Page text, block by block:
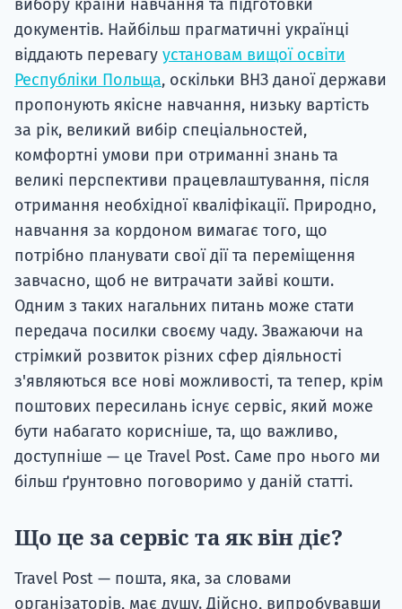
вибору країни навчання та підготовки
документів. Найбільш прагматичні українці
віддають перевагу установам вищої освіти
Республіки Польща, оскільки ВНЗ даної держави
пропонують якісне навчання, низьку вартість
за рік, великий вибір спеціальностей,
комфортні умови при отриманні знань та
великі перспективи працевлаштування, після
отримання необхідної кваліфікації. Природно,
навчання за кордоном вимагає того, що
потрібно планувати свої дії та переміщення
завчасно, щоб не витрачати зайві кошти.
Одним з таких нагальних питань може стати
передача посилки своєму чаду. Зважаючи на
стрімкий розвиток різних сфер діяльності
з'являються все нові можливості, та тепер, крім
поштових пересилань існує сервіс, який може
бути набагато корисніше, та, що важливо,
доступніше — це Travel Post. Саме про нього ми
більш ґрунтовно поговоримо у даній статті.
Що це за сервіс та як він діє?
Travel Post — пошта, яка, за словами
організаторів, має душу. Дійсно, випробувавши